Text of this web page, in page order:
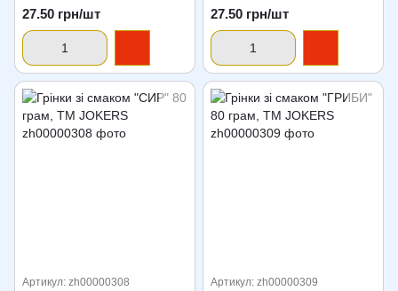
27.50 грн/шт
"Жайвір"
27.50 грн/шт
Артикул: zh00000308 Артикул: zh00000309